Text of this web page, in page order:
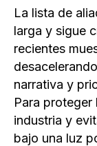
La lista de
larga y sigue
recientes
narrativa y
Para proteger
industria y
bajo una luz